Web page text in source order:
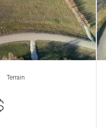
Terrain